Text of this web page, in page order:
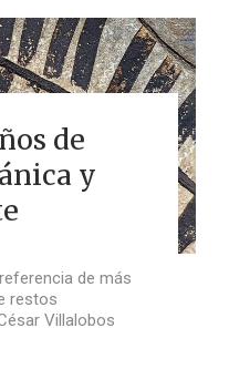
de
y
de más
restos
Villalobos